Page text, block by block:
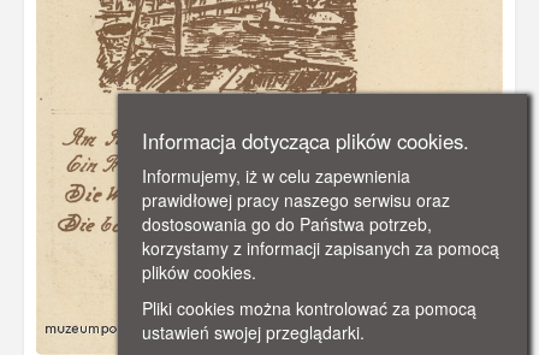
Informacja dotycząca plików cookies.
Informujemy, iż w celu zapewnienia
prawidłowej pracy naszego serwisu oraz
dostosowania go do Państwa potrzeb,
korzystamy z informacji zapisanych za pomocą
plików cookies.
Pliki cookies można kontrolować za pomocą
ustawień swojej przeglądarki.